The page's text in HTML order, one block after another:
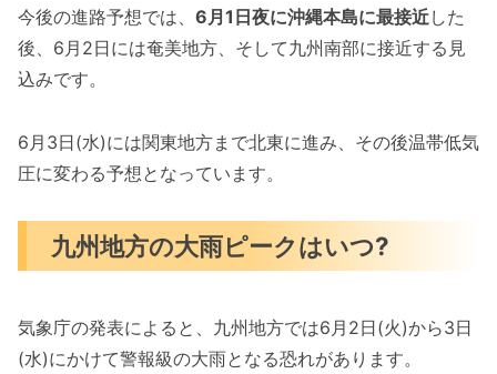
今後の進路予想では、 6月1日夜に沖縄本島に最接近した
後、6月2日には奄美地方、そして九州南部に接近する見
込みです。
6月3日(水)には関東地方まで北東に進み、その後温帯低気
圧に変わる予想となっています。
九州地方の大雨ピークはいつ?
気象庁の発表によると、九州地方では6月2日(火)から3日
(水)にかけて警報級の大雨となる恐れがあります。